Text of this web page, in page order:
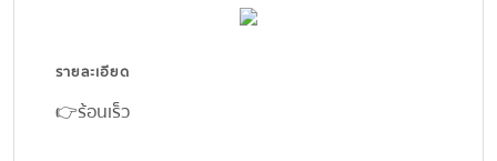
รายละเอียด
👉ร้อนเร็ว